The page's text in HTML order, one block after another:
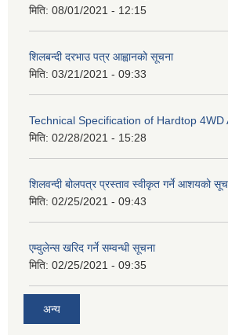
मिति: 08/01/2021 - 12:15
शिलबन्दी दरभाउ पत्र आह्वानको सूचना
मिति: 03/21/2021 - 09:33
Technical Specification of Hardtop 4WD
मिति: 02/28/2021 - 15:28
शिलवन्दी बोलपत्र प्रस्ताव स्वीकृत गर्ने आशयको
मिति: 02/25/2021 - 09:43
एम्वुलेन्स खरिद गर्ने सम्वन्धी सूचना
मिति: 02/25/2021 - 09:35
अन्य